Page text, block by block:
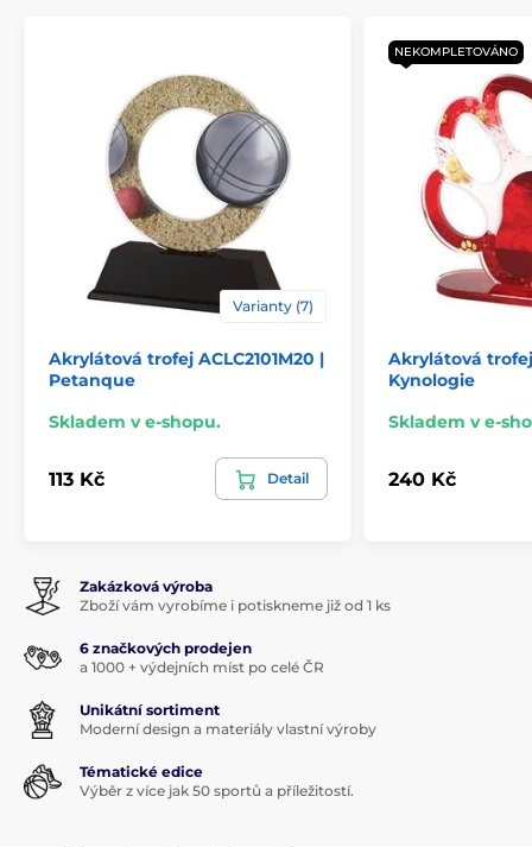
Varianty (7)
Akrylátová trofej ACLC2101M20 |
Petanque
Skladem v e-shopu.
113 Kč Detail
NEKOMPLETOVÁNO
Akrylátová
Kynologie
Skladem v e-
240 Kč
Zakázková výroba
Zboží vám vyrobíme i potiskneme již od 1 ks
6 značkových prodejen
a 1000 + výdejních míst po celé ČR
Unikátní sortiment
Moderní design a materiály vlastní výroby
Tématické edice
Výběr z více jak 50 sportů a příležitostí.